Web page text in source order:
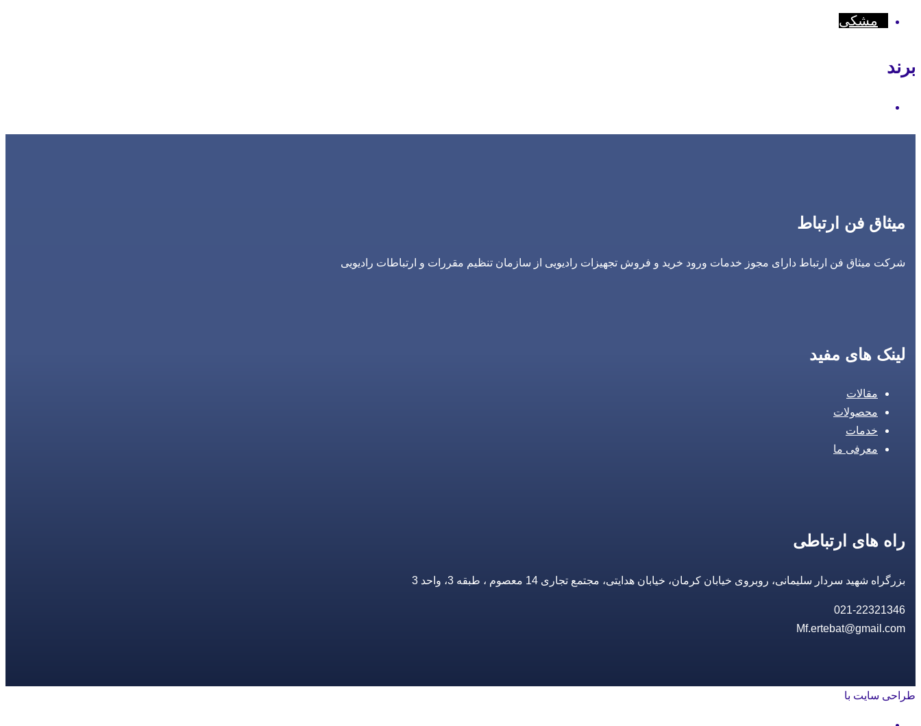
مشکی
برند
میثاق فن ارتباط
شرکت میثاق فن ارتباط دارای مجوز خدمات ورود خرید و فروش تجهیزات رادیویی از سازمان تنظیم مقررات و ارتباطات رادیویی
لینک های مفید
مقالات
محصولات
خدمات
معرفی ما
راه های ارتباطی
بزرگراه شهید سردار سلیمانی، روبروی خیابان کرمان، خیابان هدایتی، مجتمع تجاری 14 معصوم ، طبقه 3، واحد 3
021-22321346
Mf.ertebat@gmail.com
طراحی سایت با